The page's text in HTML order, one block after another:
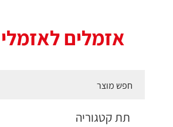
אזמלים לאזמלי
תת קטגוריה